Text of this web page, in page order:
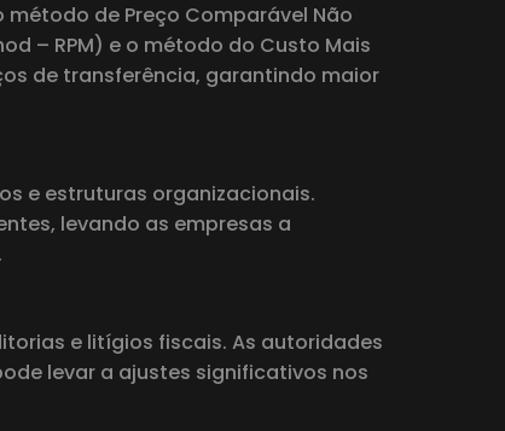
de Preço Comparável Não
– RPM) e o método do Custo Mais
de transferência, garantindo maior
e estruturas organizacionais.
levando as empresas a
e litígios fiscais. As autoridades
levar a ajustes significativos nos